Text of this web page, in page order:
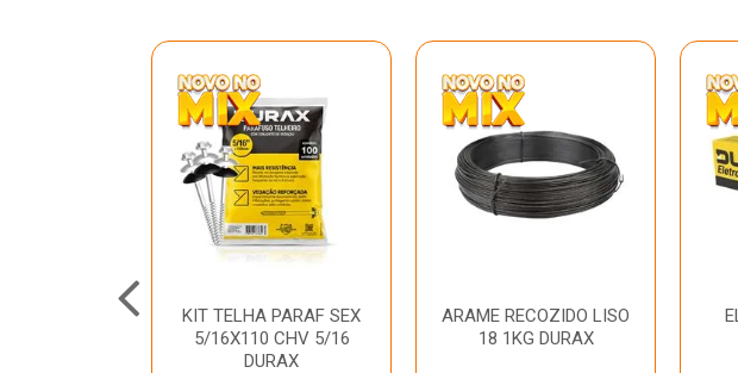
KIT TELHA PARAF SEX
5/16X110 CHV 5/16
DURAX
ARAME RECOZIDO LISO
18 1KG DURAX